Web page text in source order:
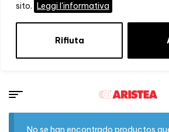
sito. Leggi l'informativa
Rifiuta
No se han encontrado productos